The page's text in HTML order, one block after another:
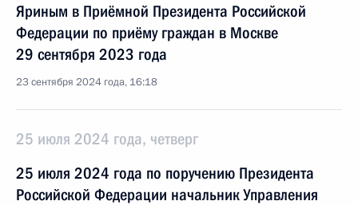
Яриным в Приёмной Президента Российской
Федерации по приёму граждан в Москве
29 сентября 2023 года
23 сентября 2024 года, 16:18
25 июля 2024 года, четверг
25 июля 2024 года по поручению Президента
Российской Федерации начальник Управления